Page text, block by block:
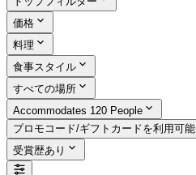
価格
料理
食事スタイル
すべての場所
Accommodates 120 People
プロモコード/ギフトカードを利用可能
受賞歴あり